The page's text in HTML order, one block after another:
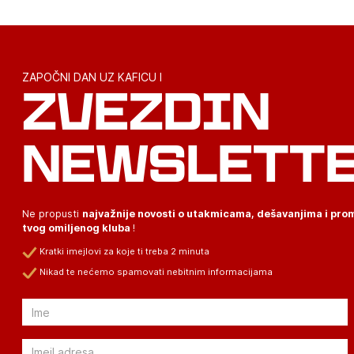
ZAPOČNI DAN UZ KAFICU I
ZVEZDIN
Ne propusti najvažnije novosti o utakmicama, dešavanjima i
tvog omiljenog kluba !
Kratki imejlovi za koje ti treba 2 minuta
Nikad te nećemo spamovati nebitnim informacijama
Email
Email